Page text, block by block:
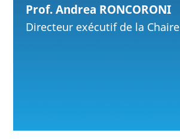
Prof. Andrea RONCORONI
Directeur exécutif de la Chaire